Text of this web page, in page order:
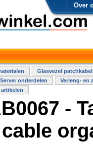
Over
Glasvezel
onderdelen
Verleng- en
-